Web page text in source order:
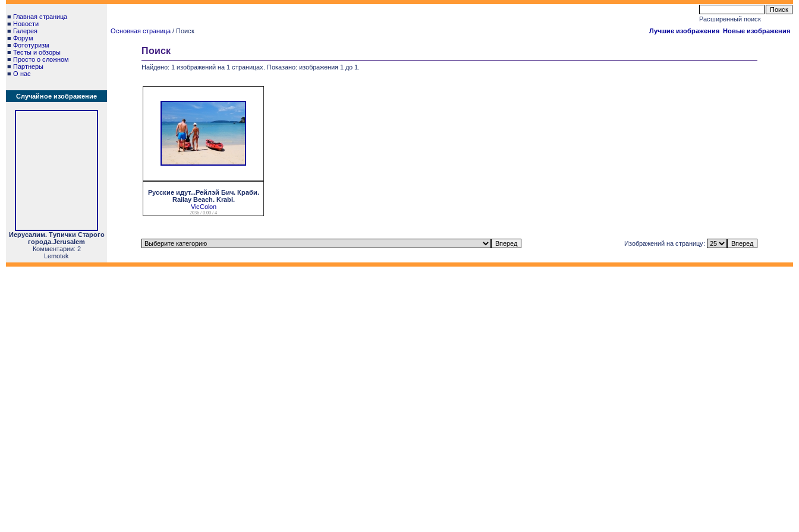
■ Главная страница
■ Новости
■ Галерея
■ Форум
■ Фототуризм
■ Тесты и обзоры
■ Просто о сложном
■ Партнеры
■ О нас
Случайное изображение
Иерусалим. Тупички Старого
города.Jerusalem
Комментарии: 2
Lemotek
Расширенный поиск
Основная страница / Поиск Лучшие изображения Новые изображения
Поиск
Найдено: 1 изображений на 1 страницах. Показано: изображения 1 до 1.
Русские идут...Рейлэй Бич. Краби.
Railay Beach. Krabi.
VicColon
2036 / 0.00 / 4
Изображений на страницу: